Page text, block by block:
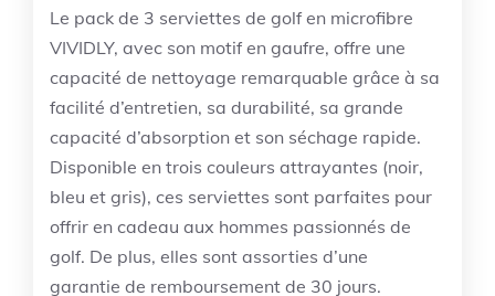
Le pack de 3 serviettes de golf en microfibre
VIVIDLY, avec son motif en gaufre, offre une
capacité de nettoyage remarquable grâce à sa
facilité d’entretien, sa durabilité, sa grande
capacité d’absorption et son séchage rapide.
Disponible en trois couleurs attrayantes (noir,
bleu et gris), ces serviettes sont parfaites pour
offrir en cadeau aux hommes passionnés de
golf. De plus, elles sont assorties d’une
garantie de remboursement de 30 jours.